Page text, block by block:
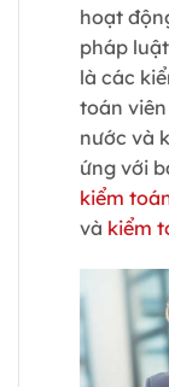
hoạt
pháp
là các
toán
nước và
ứng với
kiểm
và kiểm